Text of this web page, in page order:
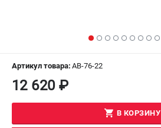
СРАВНЕНИЕ
Артикул товара: AB-76-22
12 620 ₽
В КОРЗИНУ